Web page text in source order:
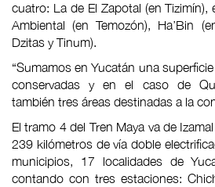
cuatro: La de El Zapotal (en Tizimín),
Ambiental (en Temozón), Ha’Bin
Dzitas y Tinum).
“Sumamos en Yucatán una
conservadas y en el caso de
también tres áreas destinadas a la
El tramo 4 del Tren Maya va de
239 kilómetros de vía doble
municipios, 17 localidades de
contando con tres estaciones: